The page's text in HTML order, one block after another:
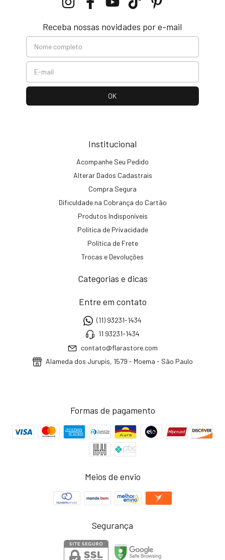
Receba nossas novidades por e-mail
Institucional
Acompanhe Seu Pedido
Alterar Dados Cadastrais
Compra Segura
Dificuldade na Cobrança do Cartão
Produtos Indisponíveis
Politica de Privacidade
Política de Frete
Trocas e Devoluções
Categorias e dicas
Entre em contato
(11) 93231-1434
11 93231-1434
contato@flarastore.com
Alameda dos Jurupis, 1579 - Moema - São Paulo
Formas de pagamento
Meios de envio
Segurança